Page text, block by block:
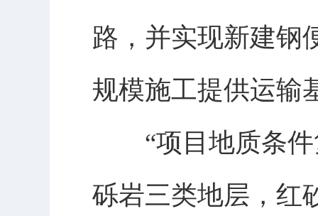
路，并实现新建钢
规模施工提供运输
“项目地质条件
砾岩三类地层，红